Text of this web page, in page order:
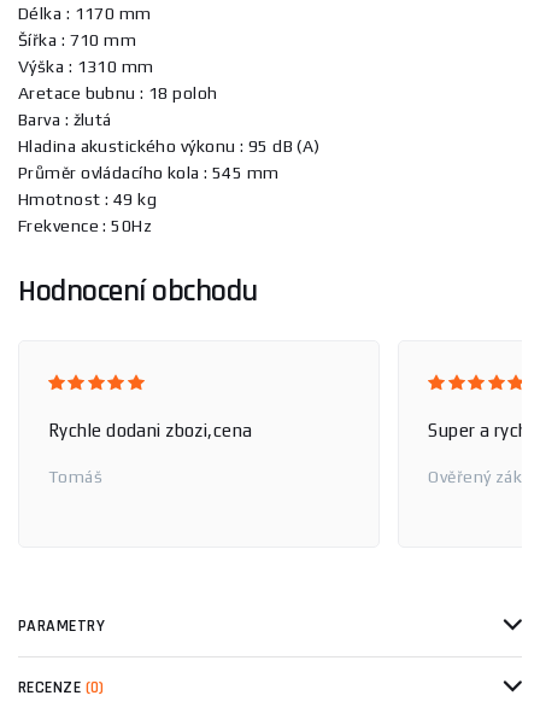
Délka : 1170 mm
Šířka : 710 mm
Výška : 1310 mm
Aretace bubnu : 18 poloh
Barva : žlutá
Hladina akustického výkonu : 95 dB (A)
Průměr ovládacího kola : 545 mm
Hmotnost : 49 kg
Frekvence : 50Hz
Hodnocení obchodu
Rychle dodani zbozi,cena
Tomáš
Super a
Ověřený
PARAMETRY
RECENZE (0)